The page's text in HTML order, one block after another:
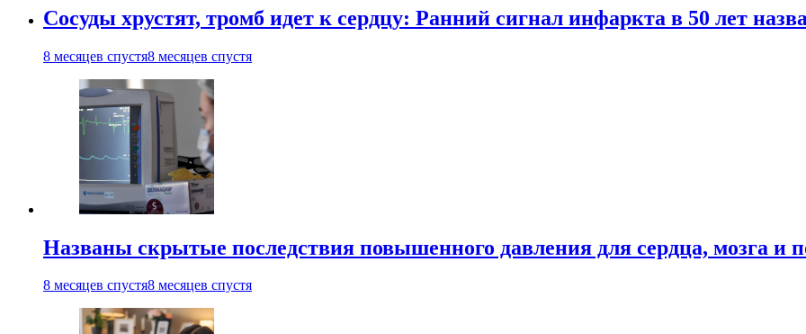
Сосуды хрустят, тромб идет к сердцу: Ранний сигнал инфаркта в 50 лет
8 месяцев спустя8 месяцев спустя
Названы скрытые последствия повышенного давления для сердца, мозга и
8 месяцев спустя8 месяцев спустя